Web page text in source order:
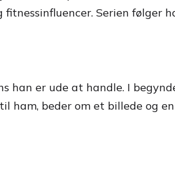
Serien følger
han er ude at handle. I
ham, beder om et billede og